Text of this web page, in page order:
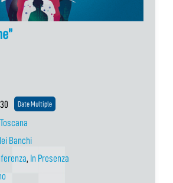
Date Multiple
Banchi
, In Presenza